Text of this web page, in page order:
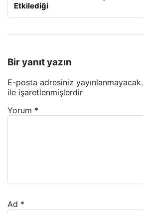
Etkilediği
Bir yanıt yazın
E-posta adresiniz yayınlanmayacak.
ile işaretlenmişlerdir
Yorum *
Ad *